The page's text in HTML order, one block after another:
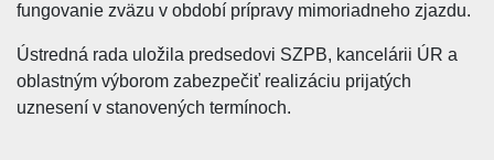
fungovanie zväzu v období prípravy mimoriadneho zjazdu.
Ústredná rada uložila predsedovi SZPB, kancelárii ÚR a
oblastným výborom zabezpečiť realizáciu prijatých
uznesení v stanovených termínoch.